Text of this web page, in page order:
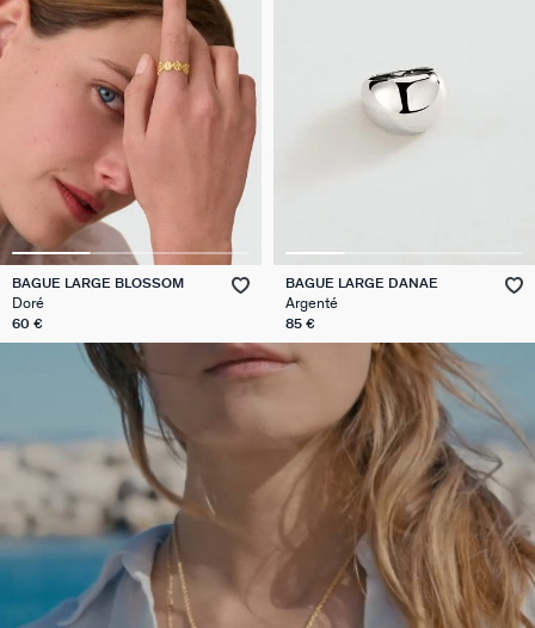
BAGUE LARGE BLOSSOM
Doré
60 €
BAGUE LARGE DANAE
Argenté
85 €